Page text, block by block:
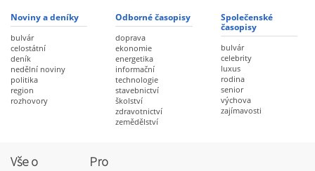
Noviny a deníky
bulvár
celostátní
deník
nedělní noviny
politika
region
rozhovory
Odborné časopisy
doprava
ekonomie
energetika
informační
technologie
stavebnictví
školství
zdravotnictví
zemědělství
Společenské
časopisy
bulvár
celebrity
luxus
rodina
senior
výchova
zajímavosti
Vše o
Pro